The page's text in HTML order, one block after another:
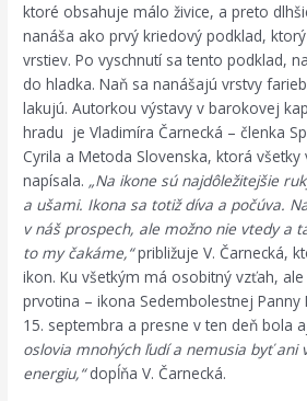
ktoré obsahuje málo živice, a preto
nanáša ako prvý kriedový podklad,
vrstiev. Po vyschnutí sa tento podklad,
do hladka. Naň sa nanášajú vrstvy
lakujú. Autorkou výstavy v barokovej
hradu je Vladimíra Čarnecká – členka
Cyrila a Metoda Slovenska, ktorá
napísala. „Na ikone sú najdôležitejšie
a ušami. Ikona sa totiž díva a počúva.
v náš prospech, ale možno nie vtedy a
to my čakáme,“približuje V. Čarnecká,
ikon. Ku všetkým má osobitný vzťah,
prvotina – ikona Sedembolestnej Panny
15. septembra a presne v ten deň bola
oslovia mnohých ľudí a nemusia byť ani
energiu,“dopĺňa V. Čarnecká.